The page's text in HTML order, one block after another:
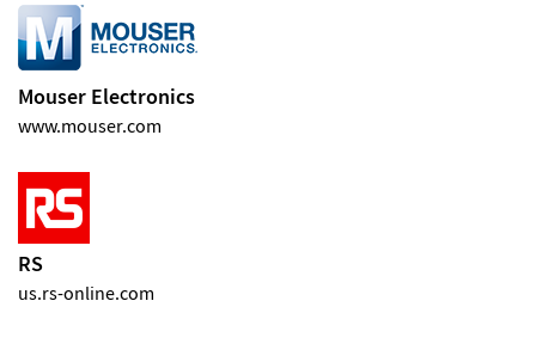
Mouser Electronics
www.mouser.com
RS
us.rs-online.com